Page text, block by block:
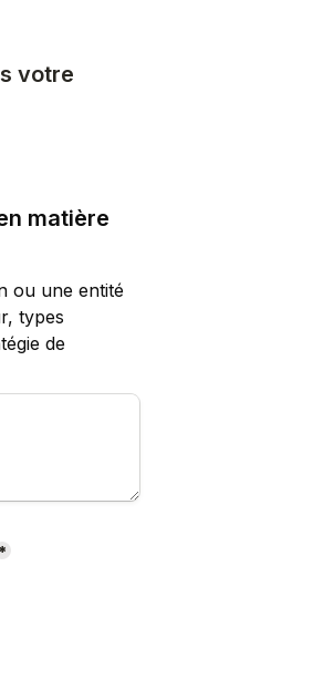
votre
matière
ou une entité
types
de